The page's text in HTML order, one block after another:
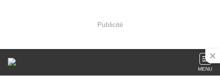
Publicité
MENU